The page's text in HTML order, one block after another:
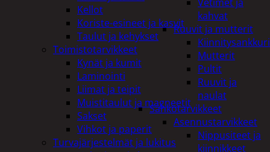
kahvat
Ruuvit ja mutterit
Mutterit
Pultit
Ruuvit ja
naulat
Sähkötarvikkeet
Asennustarvikkeet
Nippusiteet ja
kiinnikkeet
Kellot
Koriste-esineet ja kasvit
Taulut ja kehykset
Toimistotarvikkeet
Kynät ja kumit
Laminointi
Liimat ja teipit
Muistitaulut ja magneetit
Sakset
Vihkot ja paperit
Turvajärjestelmät ja lukitus